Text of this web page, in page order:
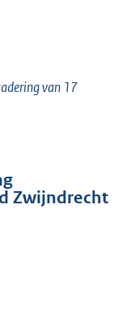
van 17
Zwijndrecht